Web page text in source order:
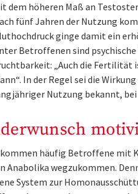
dem höheren Maß an
fünf Jahren der Nutzung
ginge damit ein
Betroffenen sind
„Auch die Fertilität
In der Regel sei die
Nutzung bekannt,
häufig Betroffene mit
Anabolika wegzukommen.
System zur